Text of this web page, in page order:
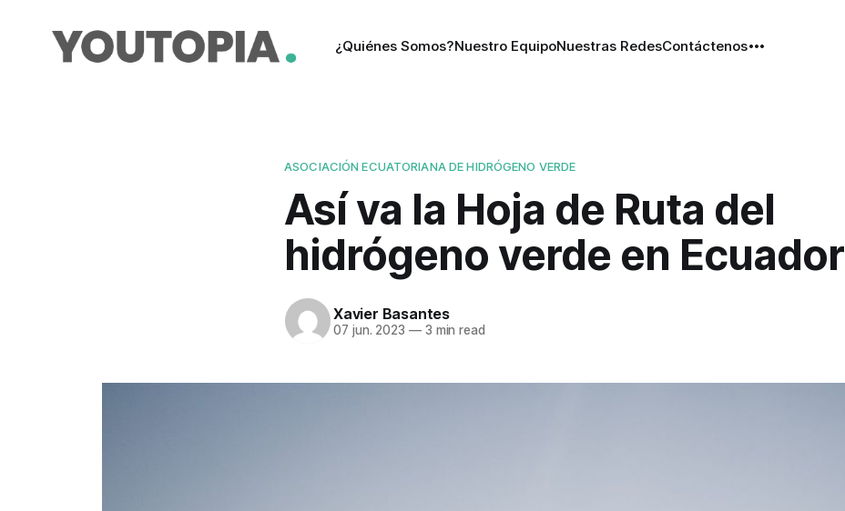
¿Quiénes Somos?Nuestro EquipoNuestras RedesContáctenos
ASOCIACIÓN ECUATORIANA DE HIDRÓGENO VERDE
Así va la Hoja de Ruta del
hidrógeno verde en Ecuador
Xavier Basantes
07 jun. 2023 —3 min read